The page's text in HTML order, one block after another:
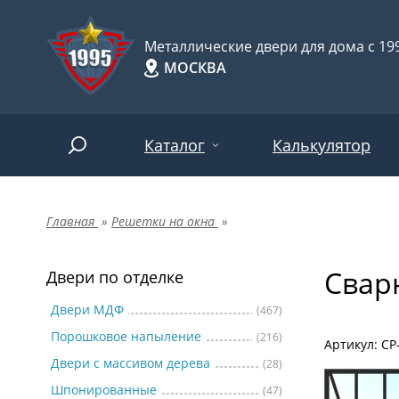
Металлические двери для дома с
МОСКВА
Каталог
Двери по отделке
Двери по назначению
Двери по особенностям
Калькулятор
Главная » Решетки на окна »
Двери по отделке
Двери МДФ (467)
Порошковое напыление (216)
Двери с массивом дерева (28)
Шпонированные (47)
Артикул: